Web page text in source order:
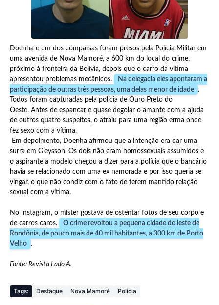
Doenha e um dos comparsas foram presos pela Polícia Militar em
uma avenida de Nova Mamoré, a 600 km do local do crime,
próximo à fronteira da Bolívia, depois que o carro da vítima
apresentou problemas mecânicos.
Na delegacia eles apontaram a
participação de outras três pessoas, uma delas menor de idade .
Todos foram capturadas pela polícia de Ouro Preto do
Oeste. Antes de espancar e quase degolar o amante com a ajuda
de outros quatro suspeitos, o atraiu para uma região erma onde
fez sexo com a vítima.
Em depoimento, Doenha afirmou que a intenção era dar uma
surra em Gleysson. Os dois não eram homossexuais assumidos e
o aspirante a modelo chegou a dizer para a polícia que o bancário
havia se relacionado com uma ex namorada e por isso queria se
vingar, o que não condiz com o fato de terem mantido relação
sexual com a vítima.
No Instagram, o mister gostava de ostentar fotos de seu corpo e
de carros caros.
O crime revoltou a pequena cidade do leste de
Rondônia, de pouco mais de 40 mil habitantes, a 300 km de Porto
Velho .
Fonte: Revista Lado A.
Tags: Destaque Nova Mamoré Polícia